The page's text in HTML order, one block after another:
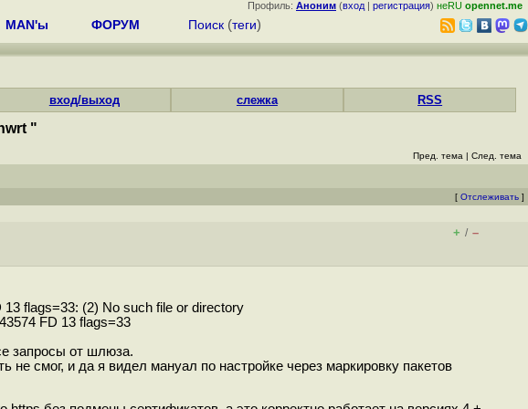
Профиль: Аноним (вход | регистрация) неRU opennet.me
MAN'ы ФОРУМ Поиск (теги)
вход/выход слежка RSS
"
Пред. тема | След. тема
[ Отслеживать ]
+ / –
flags=33: (2) No such file or directory
FD 13 flags=33
запросы от шлюза.
смог, и да я видел мануал по настройке через маркировку пакетов